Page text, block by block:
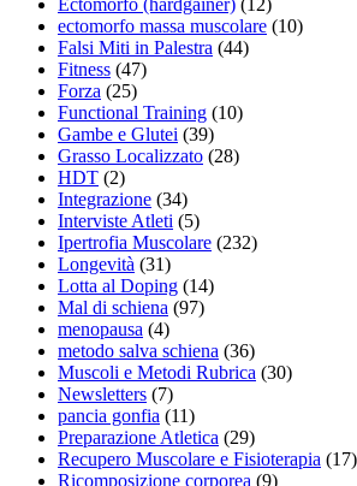
Ectomorfo (hardgainer) (12)
ectomorfo massa muscolare (10)
Falsi Miti in Palestra (44)
Fitness (47)
Forza (25)
Functional Training (10)
Gambe e Glutei (39)
Grasso Localizzato (28)
HDT (2)
Integrazione (34)
Interviste Atleti (5)
Ipertrofia Muscolare (232)
Longevità (31)
Lotta al Doping (14)
Mal di schiena (97)
menopausa (4)
metodo salva schiena (36)
Muscoli e Metodi Rubrica (30)
Newsletters (7)
pancia gonfia (11)
Preparazione Atletica (29)
Recupero Muscolare e Fisioterapia (17)
Ricomposizione corporea (9)